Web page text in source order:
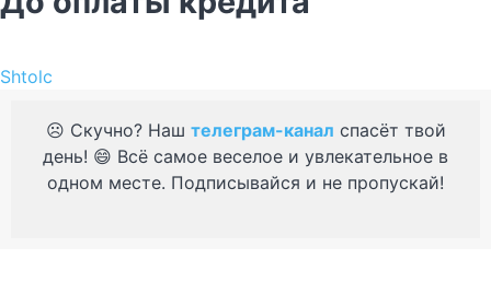
Shtolc
☹️ Скучно? Наш телеграм-канал спасёт твой
день! 😄 Всё самое веселое и увлекательное в
одном месте. Подписывайся и не пропускай!